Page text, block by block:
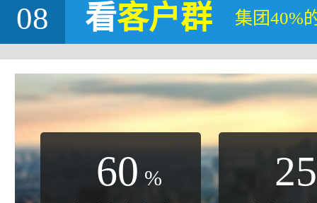
08 看客户群 集团40%
60 % 25